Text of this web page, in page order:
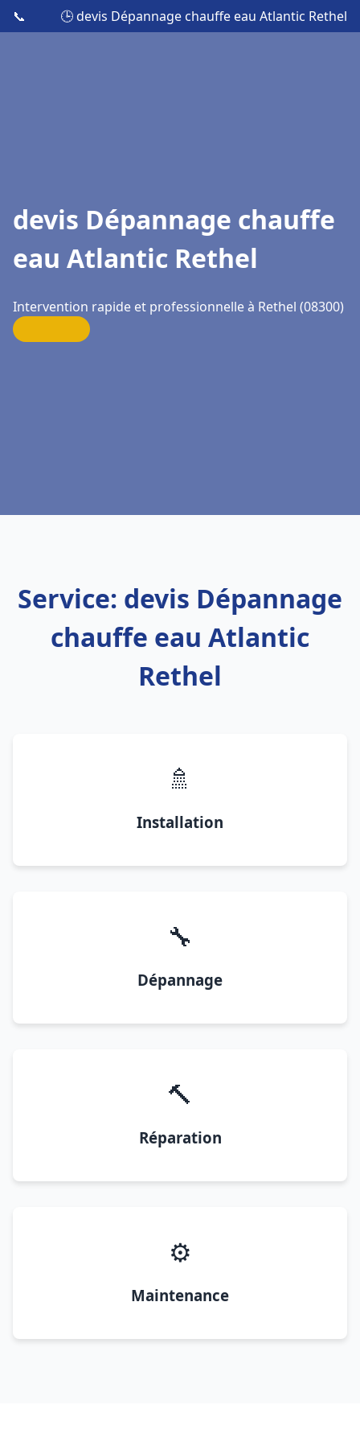
📞 🕒 devis Dépannage chauffe eau Atlantic Rethel
devis Dépannage chauffe
eau Atlantic Rethel
Intervention rapide et professionnelle à Rethel (08300)
Service: devis Dépannage
chauffe eau Atlantic
Rethel
🚿
Installation
🔧
Dépannage
🔨
Réparation
⚙️
Maintenance